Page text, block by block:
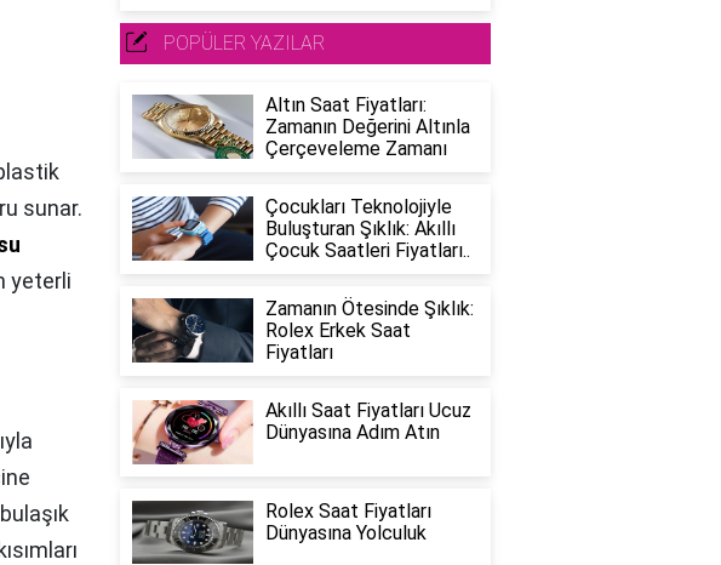
sunar.
yeterli
bulaşık
POPÜLER YAZILAR
Altın Saat Fiyatları:
Zamanın Değerini Altınla
Çerçeveleme Zamanı
Çocukları Teknolojiyle
Buluşturan Şıklık: Akıllı
Çocuk Saatleri Fiyatları..
Zamanın Ötesinde Şıklık:
Rolex Erkek Saat
Fiyatları
Akıllı Saat Fiyatları Ucuz
Dünyasına Adım Atın
Rolex Saat Fiyatları
Dünyasına Yolculuk